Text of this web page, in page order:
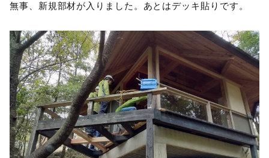
無事、新規部材が入りました。あとはデッキ貼りです。